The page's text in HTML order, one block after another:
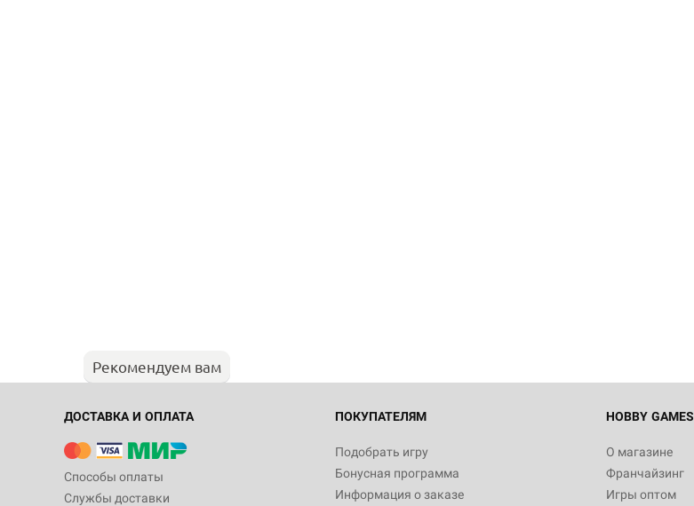
Рекомендуем вам
ДОСТАВКА И ОПЛАТА
Способы оплаты
Службы доставки
ПОКУПАТЕЛЯМ
Подобрать игру
Бонусная программа
Информация о заказе
HOBBY GAMES
О магазине
Франчайзинг
Игры оптом